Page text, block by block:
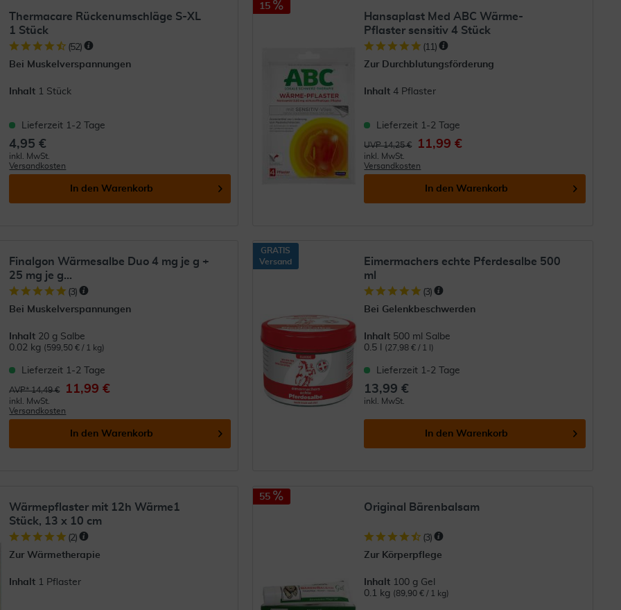
Thermacare Rückenumschläge S-XL
1 Stück
(52)
Bei Muskelverspannungen
Inhalt 1 Stück
Lieferzeit 1-2 Tage
4,95 €
inkl. MwSt.
Versandkosten
In den Warenkorb
15
Hansaplast Med ABC Wärme-
Pflaster sensitiv 4 Stück
(11)
Zur Durchblutungsförderung
Inhalt 4 Pflaster
Lieferzeit 1-2 Tage
UVP 14,25 € 11,99 €
inkl. MwSt.
Versandkosten
In den Warenkorb
Finalgon Wärmesalbe Duo 4 mg je g +
25 mg je g...
(3)
Bei Muskelverspannungen
Inhalt 20 g Salbe
0.02 kg (599,50 € / 1 kg)
Lieferzeit 1-2 Tage
AVP* 14,49 € 11,99 €
inkl. MwSt.
Versandkosten
In den Warenkorb
GRATIS
Versand
Eimermachers echte Pferdesalbe 500
ml
(3)
Bei Gelenkbeschwerden
Inhalt 500 ml Salbe
0.5 l
(27,98 € / 1 l)
Lieferzeit 1-2 Tage
13,99 €
inkl. MwSt.
In den Warenkorb
Wärmepflaster mit 12h Wärme1
Stück, 13 x 10 cm
(2)
Zur Wärmetherapie
Inhalt 1 Pflaster
55
Original Bärenbalsam
(3)
Zur Körperpflege
Inhalt 100 g Gel
0.1 kg (89,90 € / 1 kg)